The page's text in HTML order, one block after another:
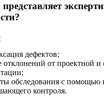
дефектов;
отклонений от проектной и
обследования с помощью
контроля.